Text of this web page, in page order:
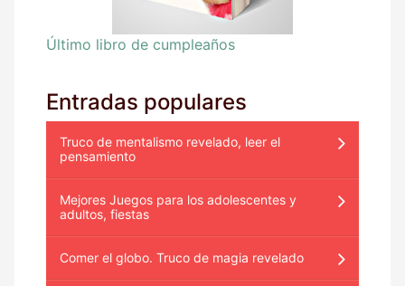
Último libro de cumpleaños
Entradas populares
Truco de mentalismo revelado, leer el
pensamiento
Mejores Juegos para los adolescentes y
adultos, fiestas
Comer el globo. Truco de magia revelado